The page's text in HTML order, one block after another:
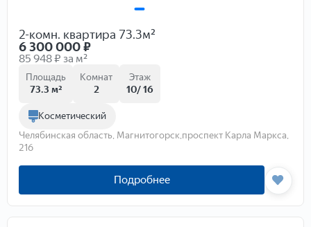
2-комн. квартира 73.3м²
6 300 000₽
85 948 ₽ за м²
Площадь
73.3 м²
Комнат
2
Этаж
10/ 16
Косметический
Челябинская область, Магнитогорск,проспект Карла Маркса,
216
Подробнее